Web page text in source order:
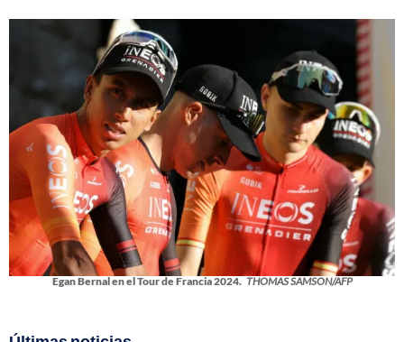
Egan Bernal en el Tour de Francia 2024. THOMAS SAMSON/AFP